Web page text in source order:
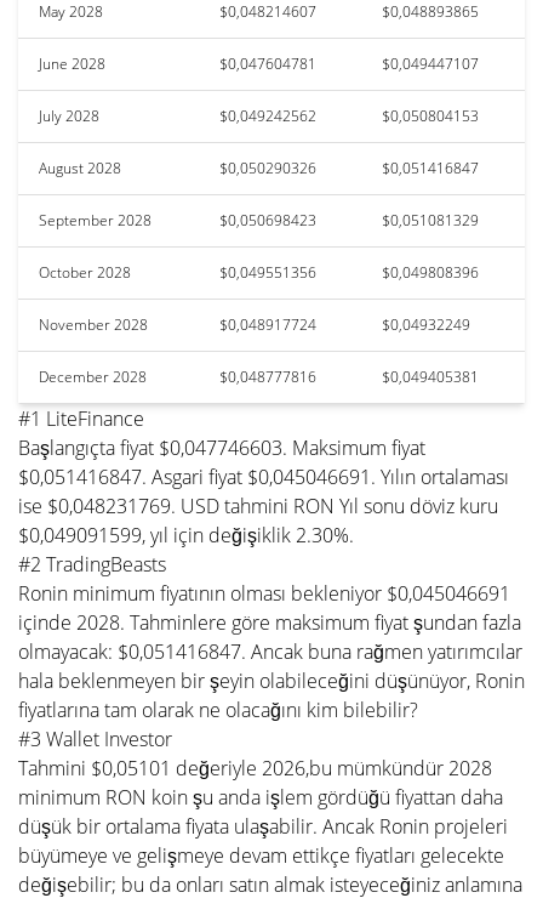
May 2028 $0,048214607 $0,048893865
June 2028 $0,047604781 $0,049447107
July 2028 $0,049242562 $0,050804153
August 2028 $0,050290326 $0,051416847
September 2028 $0,050698423 $0,051081329
October 2028 $0,049551356 $0,049808396
November 2028 $0,048917724 $0,04932249
December 2028 $0,048777816 $0,049405381
#1 LiteFinance
Başlangıçta fiyat $0,047746603. Maksimum fiyat
$0,051416847. Asgari fiyat $0,045046691. Yılın ortalaması
ise $0,048231769. USD tahmini RON Yıl sonu döviz kuru
$0,049091599, yıl için değişiklik 2.30%.
#2 TradingBeasts
Ronin minimum fiyatının olması bekleniyor $0,045046691
içinde 2028. Tahminlere göre maksimum fiyat şundan fazla
olmayacak: $0,051416847. Ancak buna rağmen yatırımcılar
hala beklenmeyen bir şeyin olabileceğini düşünüyor, Ronin
fiyatlarına tam olarak ne olacağını kim bilebilir?
#3 Wallet Investor
Tahmini $0,05101 değeriyle 2026,bu mümkündür 2028
minimum RON koin şu anda işlem gördüğü fiyattan daha
düşük bir ortalama fiyata ulaşabilir. Ancak Ronin projeleri
büyümeye ve gelişmeye devam ettikçe fiyatları gelecekte
değişebilir; bu da onları satın almak isteyeceğiniz anlamına